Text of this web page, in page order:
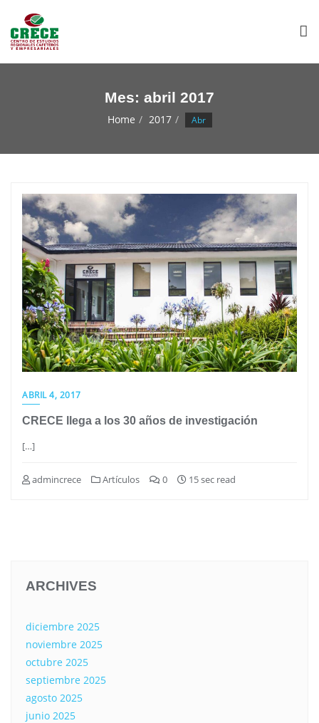
Mes: abril 2017
Home 2017 Abr
ABRIL 4, 2017
CRECE llega a los 30 años de investigación
[…]
admincrece Artículos 0 15 sec read
ARCHIVES
diciembre 2025
noviembre 2025
octubre 2025
septiembre 2025
agosto 2025
junio 2025